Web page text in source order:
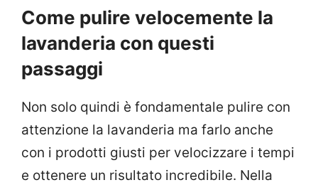
Come pulire velocemente la
lavanderia con questi
passaggi
Non solo quindi è fondamentale pulire con
attenzione la lavanderia ma farlo anche
con i prodotti giusti per velocizzare i tempi
e ottenere un risultato incredibile. Nella